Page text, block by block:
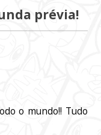
prévia!
o mundo!! Tudo